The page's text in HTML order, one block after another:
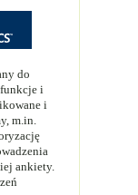
do
i
i
m.in.
ankiety.